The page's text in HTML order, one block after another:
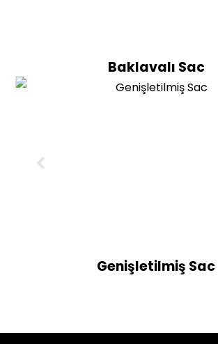
Baklavalı Sac
Genişletilmiş Sac